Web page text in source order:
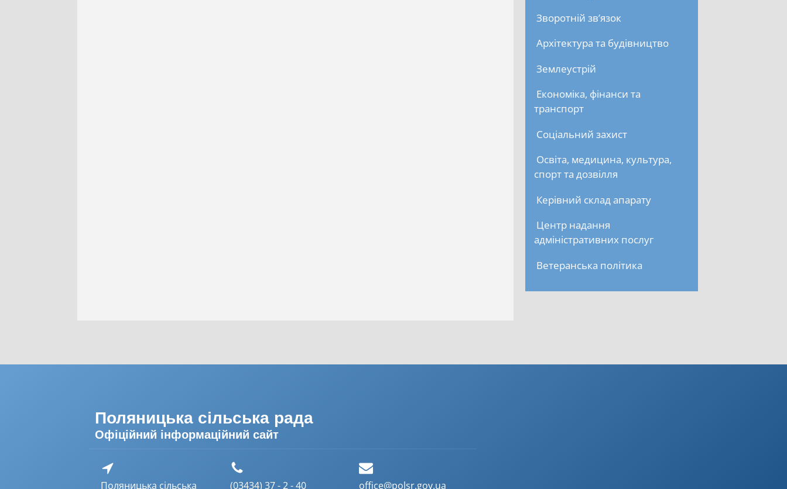
Зворотній зв’язок
Архітектура та будівництво
Землеустрій
Економіка, фінанси та
транспорт
Соціальний захист
Освіта, медицина, культура,
спорт та дозвілля
Керівний склад апарату
Центр надання
адміністративних послуг
Ветеранська політика
Поляницька сільська рада
Офіційний інформаційний сайт
Поляницька сільська (03434) 37 - 2 - 40 office@polsr.gov.ua